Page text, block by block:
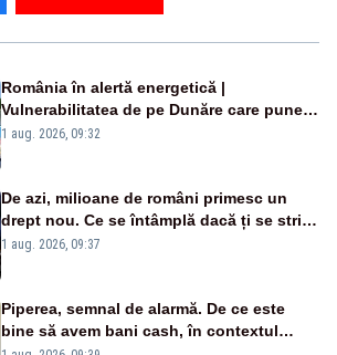
România în alertă energetică |
Vulnerabilitatea de pe Dunăre care pune
în pericol Centrala Cernavodă era
1 aug. 2026, 09:32
De azi, milioane de români primesc un
drept nou. Ce se întâmplă dacă ți se strică
un produs
1 aug. 2026, 09:37
Piperea, semnal de alarmă. De ce este
bine să avem bani cash, în contextul